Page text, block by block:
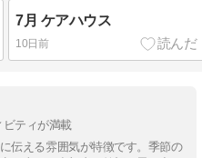
7月 ケアハウス
10日前
ビティが満載
伝える雰囲気が特徴です。季節の